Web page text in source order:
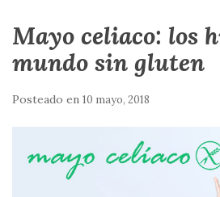
Mayo celiaco: los
mundo sin gluten
Posteado en 10 mayo, 2018